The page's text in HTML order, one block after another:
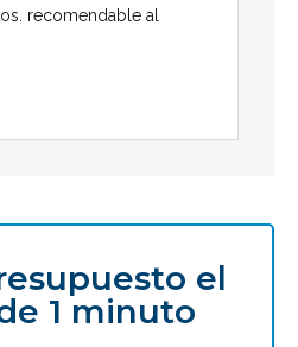
recomendable al
el
1 minuto